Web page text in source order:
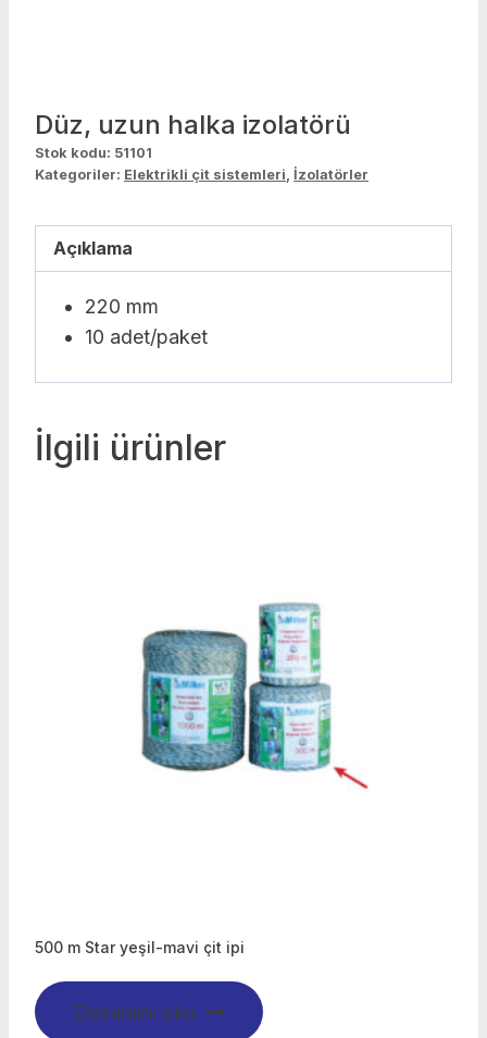
Düz, uzun halka izolatörü
Stok kodu: 51101
Kategoriler: Elektrikli çit sistemleri, İzolatörler
Açıklama
220 mm
10 adet/paket
İlgili ürünler
500 m Star yeşil-mavi çit ipi
Devamını oku